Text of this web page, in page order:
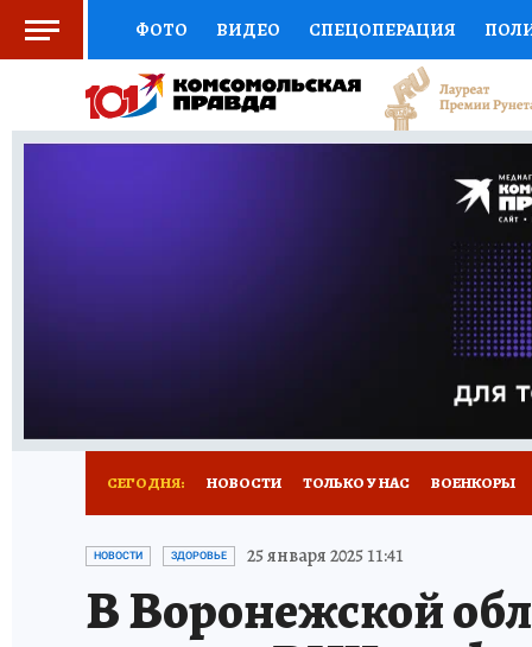
ФОТО ВИДЕО СПЕЦОПЕРАЦИЯ
СОЦПОДДЕРЖКА НАУКА СПОРТ
ВЫБОР ЭКСПЕРТОВ ДОКТОР
ПРОГНОЗЫ НА СПОРТ
НОВОЕ
СЕГОДНЯ: НОВОСТИ ТОЛЬКО У НАС ВОЕНКОРЫ
ПРОИСШЕСТВИЯ АФИША
НОВОСТИ ЗДОРОВЬЕ 25 января 2025 11:41
В Воронежской